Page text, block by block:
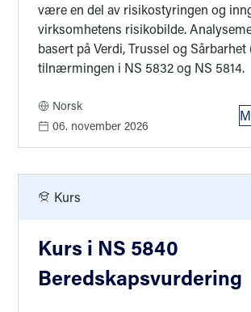
være en del av risikostyringen og
virksomhetens risikobilde.
basert på Verdi, Trussel og Sårbarhet
tilnærmingen i NS 5832 og NS 5814.
Norsk
06. november 2026
Kurs
Kurs i NS 5840
Beredskapsvurdering